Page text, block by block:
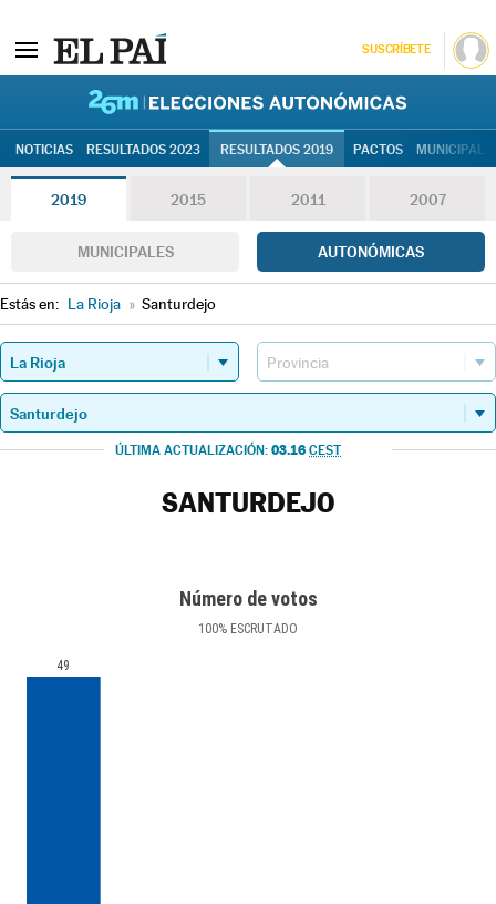
SUSCRÍBETE
NOTICIAS RESULTADOS 2023 RESULTADOS 2019 PACTOS
2019 2015 2011 2007
MUNICIPALES AUTONÓMICAS
Estás en: La Rioja » Santurdejo
ÚLTIMA ACTUALIZACIÓN: 03.16 CEST
SANTURDEJO
Número de votos
100% ESCRUTADO
49